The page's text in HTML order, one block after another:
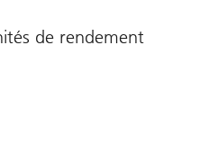
de rendement